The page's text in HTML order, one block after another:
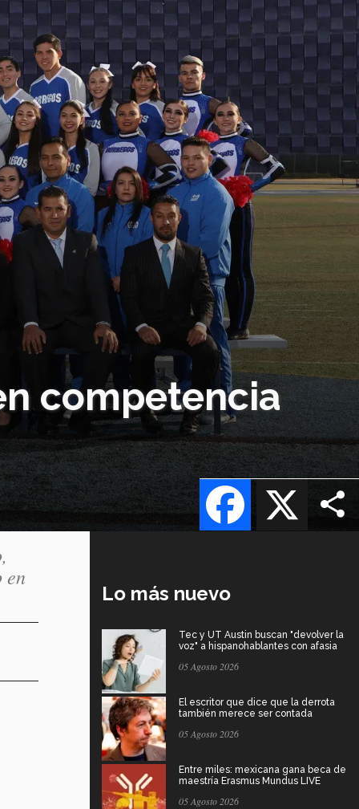
competencia
X
Facebook
en
Lo más nuevo
Tec y UT Austin buscan "devolver la
voz" a hispanohablantes con afasia
05 Agosto 2026
El escritor que dice que la derrota
también merece ser contada
05 Agosto 2026
Entre miles: mexicana gana beca de
maestría Erasmus Mundus LIVE
05 Agosto 2026